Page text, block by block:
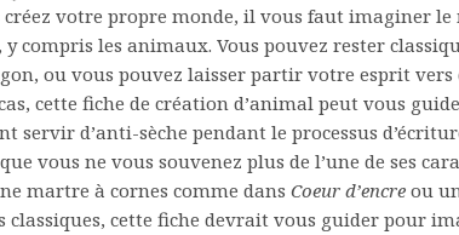
créez votre propre monde, il vous faut imaginer
y compris les animaux. Vous pouvez rester
ou vous pouvez laisser partir votre esprit vers
cas, cette fiche de création d’animal peut vous
servir d’anti-sèche pendant le processus
vous ne vous souvenez plus de l’une de ses
martre à cornes comme dans Coeur d’encre ou
classiques, cette fiche devrait vous guider pour